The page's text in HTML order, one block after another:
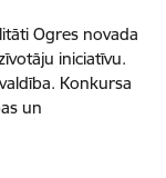
Ogres novada
iniciatīvu.
Konkursa
un